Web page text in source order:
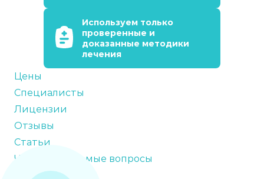
Используем только
проверенные и
доказанные методики
лечения
Цены
Специалисты
Лицензии
Отзывы
Статьи
Часто задаваемые вопросы